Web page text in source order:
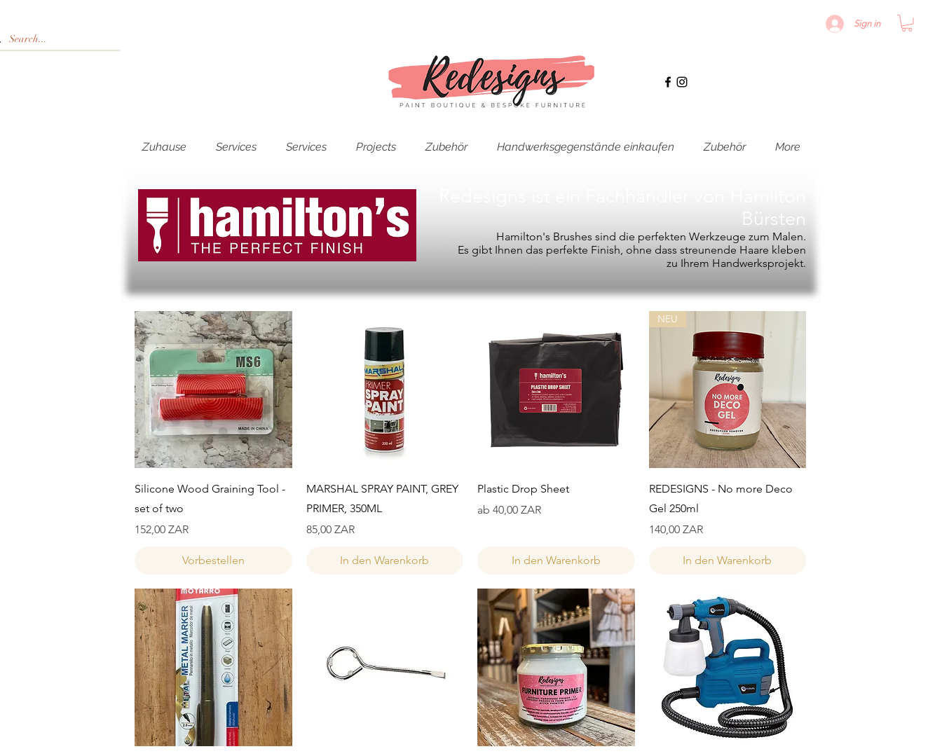
Sign in
Zuhause Services Services Projects Zubehör Handwerksgegenstände einkaufen Zubehör More
Bürsten
Hamilton's Brushes sind die perfekten Werkzeuge zum Malen.
Es gibt Ihnen das perfekte Finish, ohne dass streunende Haare kleben
zu Ihrem Handwerksprojekt.
Schnellansicht
Silicone Wood Graining Tool -
set of two
Preis
152,00 ZAR
Vorbestellen
Schnellansicht
MARSHAL SPRAY PAINT, GREY
PRIMER, 350ML
Preis
85,00 ZAR
In den Warenkorb
Schnellansicht
Plastic Drop Sheet
ab 40,00 ZAR
Sale-Preis
In den Warenkorb
Schnellansicht
NEU
REDESIGNS - No more Deco
Gel 250ml
Preis
140,00 ZAR
In den Warenkorb